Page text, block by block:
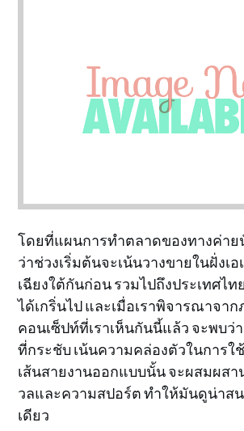
โดยที่แผนการทำตลาดของทางค่าย
ว่าช่วงเริ่มต้นจะเน้นวางขายในฝั่งเ
เฉียงใต้กันก่อน รวมไปถึงประเทศไท
ได้เกริ่นไป และเมื่อเราพิจารณาจาก
คอนเซ็ปท์ที่เราเห็นกันนี้แล้ว จะพบ
ที่กระชับ เน้นความคล่องตัวในการใ
เส้นสายงานออกแบบนั้น จะผสมผส
วลและความสปอร์ต ทำให้มันดูน่าส
เดียว